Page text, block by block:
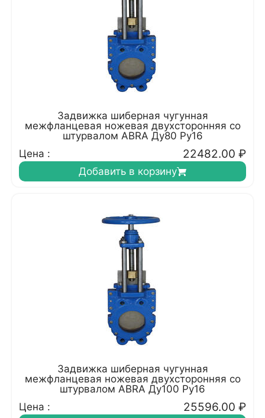
Задвижка шиберная чугунная
межфланцевая ножевая двухсторонняя со
штурвалом ABRA Ду80 Ру16
Цена :
22482.00 ₽
Добавить в корзину
Задвижка шиберная чугунная
межфланцевая ножевая двухсторонняя со
штурвалом ABRA Ду100 Ру16
Цена :
25596.00 ₽